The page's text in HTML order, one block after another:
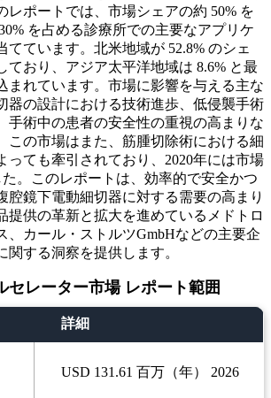
レポートでは、市場シェアの約 50% を
を占める診療所での主要なアプリケ
てています。北米地域が 52.8% のシェ
ており、アジア太平洋地域は 8.6% と最
まれています。市場に影響を与える主な
器の設計における技術進歩、低侵襲手術
手術中の患者の安全性の重視の高まりな
この市場はまた、筋腫切除術における細
っても牽引されており、2020年には市場
。このレポートは、効率的で安全かつ
腔鏡下電動細切器に対する需要の高まり
提供の革新と拡大を進めているメドトロ
、カール・ストルツGmbHなどの主要企
関する洞察を提供します。
セレーター市場 レポート範囲
詳細
USD 131.61 百万（年） 2026